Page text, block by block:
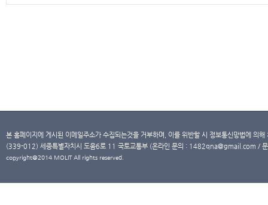
본 홈페이지에 게시된 이메일주소가 수집되는것을 거부하며, 이를 위반할 시 정보통신망법에 의
(339-012) 세종특별자치시 도움6로 11 국토교통부 (온라인 문의 : 1482qna@gmail.com /
copyright@2014 MOLIT All rights reserved.